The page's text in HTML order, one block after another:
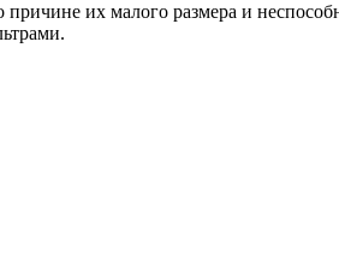
их малого размера и